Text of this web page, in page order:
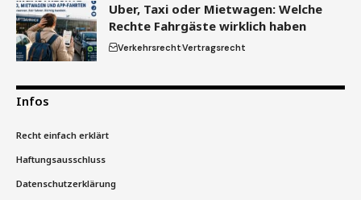
Uber, Taxi oder Mietwagen: Welche
Rechte Fahrgäste wirklich haben
VerkehrsrechtVertragsrecht
Infos
Recht einfach erklärt
Haftungsausschluss
Datenschutzerklärung